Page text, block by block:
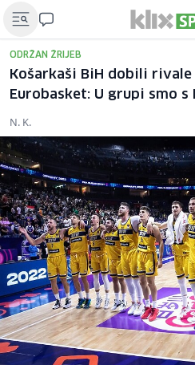
ODRŽAN ŽRIJEB
Košarkaši BiH dobili
Eurobasket: U grupi smo s
N. K.